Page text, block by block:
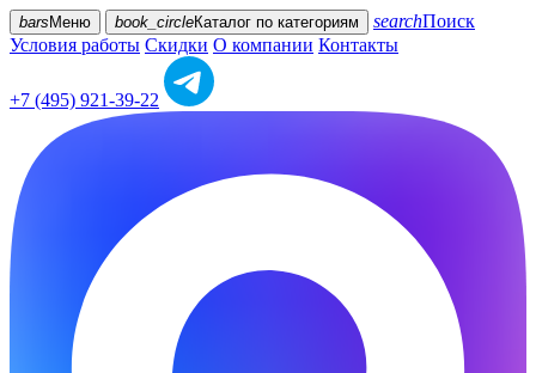
bars Меню book_circleКаталог по категориям searchПоиск
Условия работы Скидки О компании Контакты
+7 (495) 921-39-22